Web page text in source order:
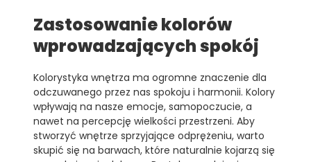
Zastosowanie kolorów
wprowadzających spokój
Kolorystyka wnętrza ma ogromne znaczenie dla
odczuwanego przez nas spokoju i harmonii. Kolory
wpływają na nasze emocje, samopoczucie, a
nawet na percepcję wielkości przestrzeni. Aby
stworzyć wnętrze sprzyjające odprężeniu, warto
skupić się na barwach, które naturalnie kojarzą się